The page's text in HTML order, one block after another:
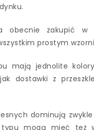
obecnie zakupić
prostym
mają jednolite
dostawki z
dominują
mogą mieć też